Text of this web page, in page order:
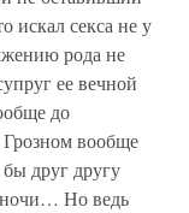
искал секса не у
рода не
ее вечной
до
вообще
друг другу
ночи… Но ведь